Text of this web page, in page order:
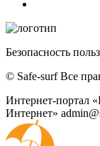
Безопасность
© Safe-surf Все
Интернет-портал
Интернет»